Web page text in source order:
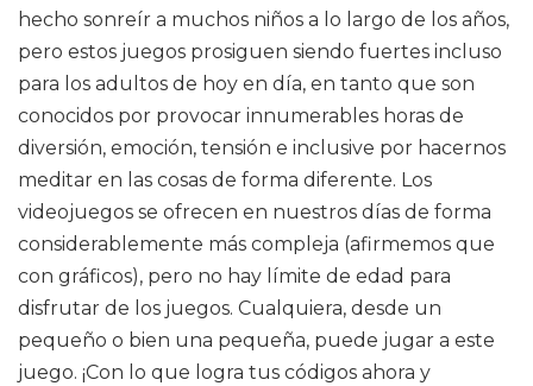
hecho sonreír a muchos niños a lo largo de los años,
pero estos juegos prosiguen siendo fuertes incluso
para los adultos de hoy en día, en tanto que son
conocidos por provocar innumerables horas de
diversión, emoción, tensión e inclusive por hacernos
meditar en las cosas de forma diferente. Los
videojuegos se ofrecen en nuestros días de forma
considerablemente más compleja (afirmemos que
con gráficos), pero no hay límite de edad para
disfrutar de los juegos. Cualquiera, desde un
pequeño o bien una pequeña, puede jugar a este
juego. ¡Con lo que logra tus códigos ahora y